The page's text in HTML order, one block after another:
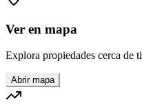
Ver en mapa
Explora propiedades cerca de ti
Abrir mapa